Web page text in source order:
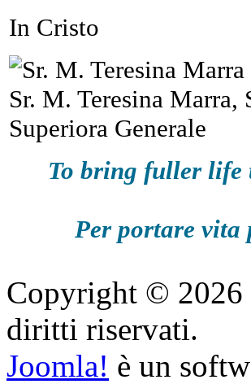
In Cristo
Sr. M. Teresina Marra,
Superiora Generale
To bring fuller life
Per portare vita
Copyright © 2026
diritti riservati.
Joomla! è un